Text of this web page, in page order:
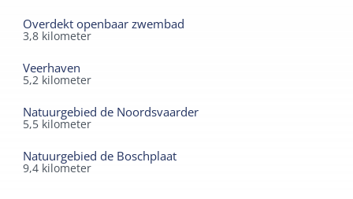
Overdekt openbaar zwembad
3,8 kilometer
Veerhaven
5,2 kilometer
Natuurgebied de Noordsvaarder
5,5 kilometer
Natuurgebied de Boschplaat
9,4 kilometer